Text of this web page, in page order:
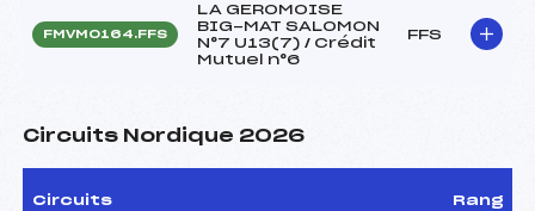
FMVM0164.FFS
LA GEROMOISE
BIG-MAT SALOMON
N°7 U13(7) / Crédit
Mutuel n°6
FFS
Circuits Nordique 2026
Circuits Rang